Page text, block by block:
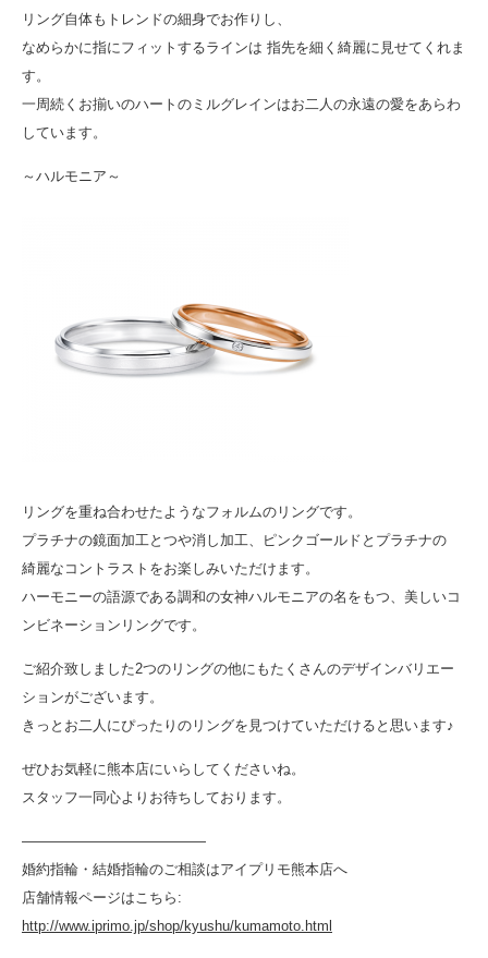
リング自体もトレンドの細身でお作りし、
なめらかに指にフィットするラインは 指先を細く綺麗に見せてくれま
す。
一周続くお揃いのハートのミルグレインはお二人の永遠の愛をあらわ
しています。
～ハルモニア～
リングを重ね合わせたようなフォルムのリングです。
プラチナの鏡面加工とつや消し加工、ピンクゴールドとプラチナの
綺麗なコントラストをお楽しみいただけます。
ハーモニーの語源である調和の女神ハルモニアの名をもつ、美しいコ
ンビネーションリングです。
ご紹介致しました2つのリングの他にもたくさんのデザインバリエー
ションがございます。
きっとお二人にぴったりのリングを見つけていただけると思います♪
ぜひお気軽に熊本店にいらしてくださいね。
スタッフ一同心よりお待ちしております。
—————————————
婚約指輪・結婚指輪のご相談はアイプリモ熊本店へ
店舗情報ページはこちら:
http://www.iprimo.jp/shop/kyushu/kumamoto.html